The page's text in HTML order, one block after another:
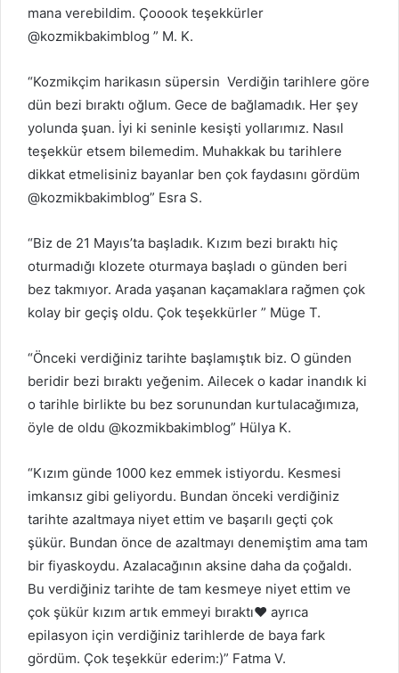
mana verebildim. Çooook teşekkürler
@kozmikbakimblog ” M. K.
“Kozmikçim harikasın süpersin Verdiğin tarihlere göre
dün bezi bıraktı oğlum. Gece de bağlamadık. Her şey
yolunda şuan. İyi ki seninle kesişti yollarımız. Nasıl
teşekkür etsem bilemedim. Muhakkak bu tarihlere
dikkat etmelisiniz bayanlar ben çok faydasını gördüm
@kozmikbakimblog” Esra S.
“Biz de 21 Mayıs’ta başladık. Kızım bezi bıraktı hiç
oturmadığı klozete oturmaya başladı o günden beri
bez takmıyor. Arada yaşanan kaçamaklara rağmen çok
kolay bir geçiş oldu. Çok teşekkürler ” Müge T.
“Önceki verdiğiniz tarihte başlamıştık biz. O günden
beridir bezi bıraktı yeğenim. Ailecek o kadar inandık ki
o tarihle birlikte bu bez sorunundan kurtulacağımıza,
öyle de oldu @kozmikbakimblog” Hülya K.
“Kızım günde 1000 kez emmek istiyordu. Kesmesi
imkansız gibi geliyordu. Bundan önceki verdiğiniz
tarihte azaltmaya niyet ettim ve başarılı geçti çok
şükür. Bundan önce de azaltmayı denemiştim ama tam
bir fiyaskoydu. Azalacağının aksine daha da çoğaldı.
Bu verdiğiniz tarihte de tam kesmeye niyet ettim ve
çok şükür kızım artık emmeyi bıraktı❤️ ayrıca
epilasyon için verdiğiniz tarihlerde de baya fark
gördüm. Çok teşekkür ederim:)” Fatma V.